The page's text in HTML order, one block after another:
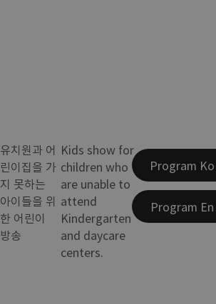
유치원과 어
린이집을 가
지 못하는
아이들을 위
한 어린이
방송
Kids show for
children who
are unable to
attend
Kindergarten
and daycare
centers.
Program Ko
Program En